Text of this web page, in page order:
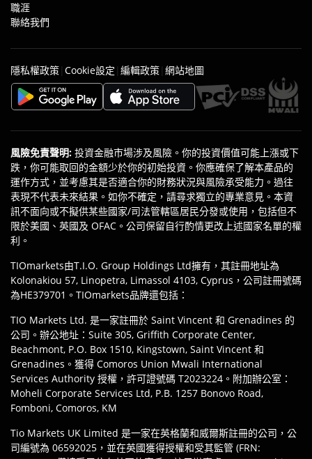
職涯
聯絡我們
隱私權政策| Cookie設定 | 編輯政策| 網站地圖
風險免責聲明: 投資金融市場涉及風險。你的投資價值可能上漲或下
跌，你可能取回的金額少於你的初始投資。你應確保了解本產品的
運作方式，並考慮其是否適合你的財務狀況與風險承受能力。過往
表現不代表未來結果。如你不確定，請尋求獨立的專業意見。本資
訊不面向或不擬供某些國家/司法管轄區居民分發或使用，包括但不
限於美國、英國及 OFAC。公司保留自行酌情更改上述國家名單的權
利。
TIOmarkets由T.I.O. Group Holdings Ltd擁有，其註冊地址為
Kolonakiou 57, Linopetra, Limassol 4103, Cyprus，公司註冊號碼
為HE379701。TIOmarkets品牌還包括：
TIO Markets Ltd. 是一家註冊於 Saint Vincent 和 Grenadines 的
公司。辦公地址：Suite 305, Griffith Corporate Center,
Beachmont, P.O. Box 1510, Kingstown, Saint Vincent 和
Grenadines。獲得 Comoros Union Mwali International
Services Authority 授權，許可證號碼 T2023224。附加辦公室：
Moheli Corporate Services Ltd, P.B. 1257 Bonovo Road,
Fomboni, Comoros, KM
Tio Markets UK Limited 是一家在英格蘭和威爾斯註冊的公司，公
司編號為 06592025，並在英國獲得授權和受其監管 (FRN: